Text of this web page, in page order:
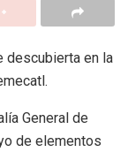
descubierta en la
General de
de elementos